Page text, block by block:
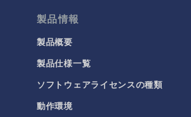
製品情報
製品概要
製品仕様一覧
ソフトウェアライセンスの種類
動作環境